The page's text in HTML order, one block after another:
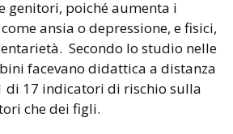
genitori, poiché aumenta i
ansia o depressione, e fisici,
Secondo lo studio nelle
facevano didattica a distanza
di 17 indicatori di rischio sulla
che dei figli.